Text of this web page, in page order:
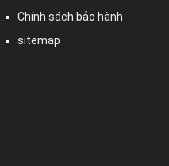
Chính sách bảo hành
sitemap